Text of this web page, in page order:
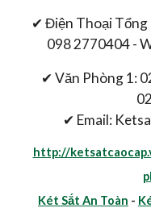
✔ Điện Thoại Tổng
098 2770404 -
✔ Văn Phòng 1:
✔ Email:
http://
Két Sắt An Toàn -